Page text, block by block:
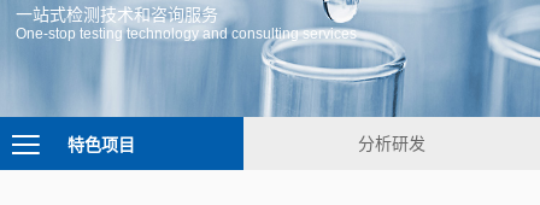
一站式检测技术和咨询服务
One-stop testing technology and consulting services
特色项目 分析研发